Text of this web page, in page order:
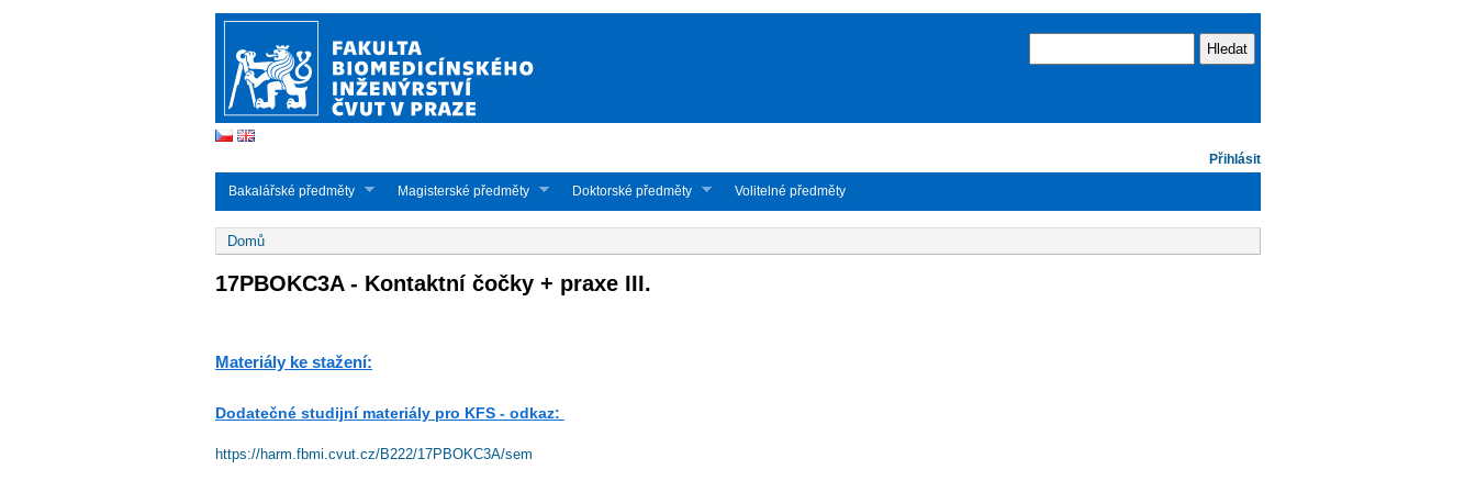
Přihlásit
Studijní obory - CS
Bakalářské předměty Magisterské předměty Doktorské předměty Volitelné předměty
Jste zde
Domů
17PBOKC3A - Kontaktní čočky + praxe III.
Materiály ke stažení:
Dodatečné studijní materiály pro KFS - odkaz:
https://harm.fbmi.cvut.cz/B222/17PBOKC3A/sem